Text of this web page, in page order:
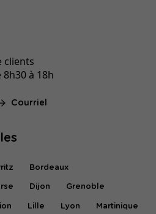
clients
à 18h
Courriel
Bordeaux
Dijon Grenoble
Lille Lyon Martinique